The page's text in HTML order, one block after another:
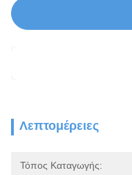
Λεπτομέρειες
Τόπος Καταγωγής: